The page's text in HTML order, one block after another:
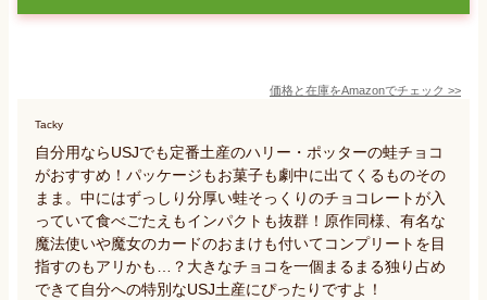
価格と在庫をAmazonでチェック >>
Tacky
自分用ならUSJでも定番土産のハリー・ポッターの蛙チョコ
がおすすめ！パッケージもお菓子も劇中に出てくるものその
まま。中にはずっしり分厚い蛙そっくりのチョコレートが入
っていて食べごたえもインパクトも抜群！原作同様、有名な
魔法使いや魔女のカードのおまけも付いてコンプリートを目
指すのもアリかも…？大きなチョコを一個まるまる独り占め
できて自分への特別なUSJ土産にぴったりですよ！